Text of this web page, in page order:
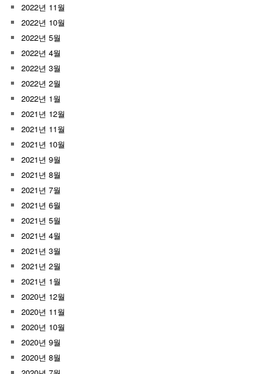
2022년 11월
2022년 10월
2022년 5월
2022년 4월
2022년 3월
2022년 2월
2022년 1월
2021년 12월
2021년 11월
2021년 10월
2021년 9월
2021년 8월
2021년 7월
2021년 6월
2021년 5월
2021년 4월
2021년 3월
2021년 2월
2021년 1월
2020년 12월
2020년 11월
2020년 10월
2020년 9월
2020년 8월